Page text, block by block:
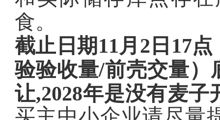
食。
截止日期11月2日17
验验收量/前壳交量）
让,2028年是没有麦